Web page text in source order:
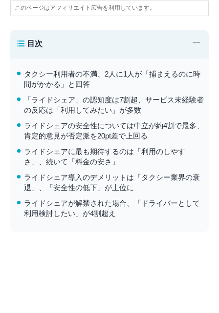
このページはアフィリエイト広告を利用しています。
目次 −
タクシー利用者の不満、2人に1人が「捕まえるのに時
間がかかる」と回答
「ライドシェア」の認知度は7割超、サービス未経験者
の反応は「利用してみたい」が多数
ライドシェアの安全性については中立が約4割で最多、
肯定的意見が否定派を20pt差で上回る
ライドシェアに最も期待するのは「利用のしやす
さ」、続いて「料金の安さ」
ライドシェア導入のデメリットは「タクシー業界の衰
退」、「安全性の低下」が上位に
ライドシェアが解禁された場合、「ドライバーとして
利用検討したい」が4割超え